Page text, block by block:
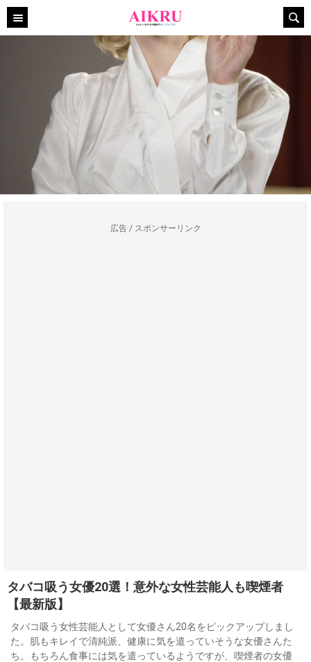
広告 / スポンサーリンク
タバコ吸う女優20選！意外な女性芸能人も喫煙者
【最新版】
タバコ吸う女性芸能人として女優さん20名をピックアップしまし
た。肌もキレイで清純派、健康に気を遣っていそうな女優さんた
ち。もちろん食事には気を遣っているようですが、喫煙者の女優